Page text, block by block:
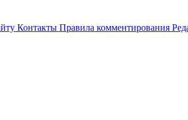
Контакты Правила комментирования